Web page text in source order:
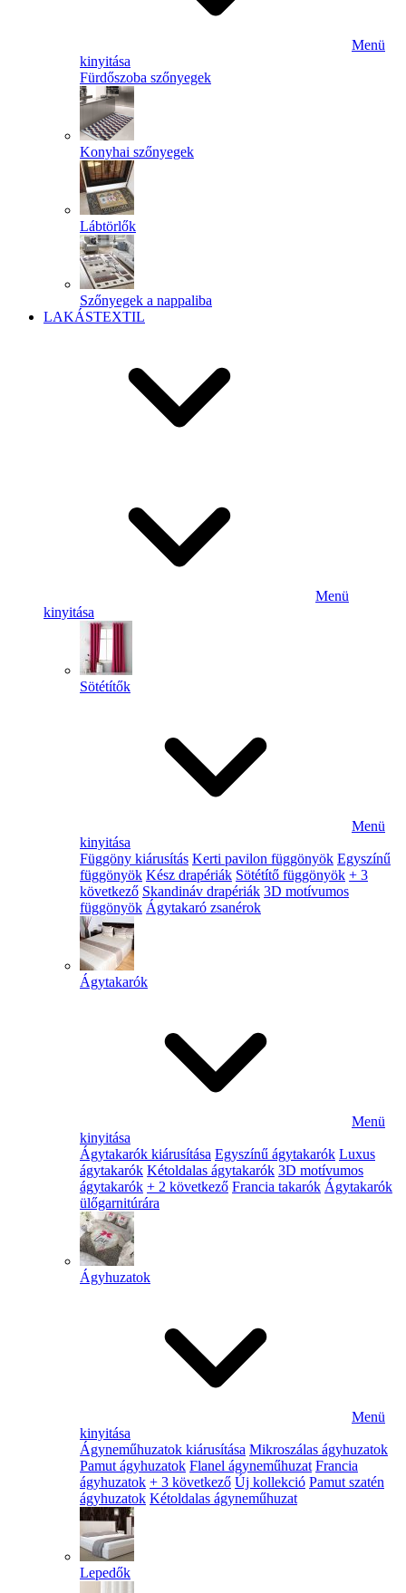
Menü
kinyitása
Fürdőszoba szőnyegek
Konyhai szőnyegek
Lábtörlők
Szőnyegek a nappaliba
LAKÁSTEXTIL
Menü
kinyitása
Sötétítők
Menü
kinyitása
Függöny kiárusítás Kerti pavilon függönyök Egyszínű
függönyök Kész drapériák Sötétítő függönyök + 3
következő Skandináv drapériák 3D motívumos
függönyök Ágytakaró zsanérok
Ágytakarók
Menü
kinyitása
Ágytakarók kiárusítása Egyszínű ágytakarók Luxus
ágytakarók Kétoldalas ágytakarók 3D motívumos
ágytakarók + 2 következő Francia takarók Ágytakarók
ülőgarnitúrára
Ágyhuzatok
Menü
kinyitása
Ágyneműhuzatok kiárusítása Mikroszálas ágyhuzatok
Pamut ágyhuzatok Flanel ágyneműhuzat Francia
ágyhuzatok + 3 következő Új kollekció Pamut szatén
ágyhuzatok Kétoldalas ágyneműhuzat
Lepedők